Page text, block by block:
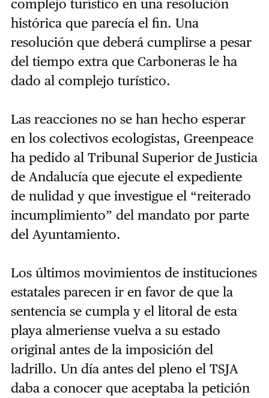
complejo turístico en una resolución
histórica que parecía el fin. Una
resolución que deberá cumplirse a pesar
del tiempo extra que Carboneras le ha
dado al complejo turístico.
Las reacciones no se han hecho esperar
en los colectivos ecologistas, Greenpeace
ha pedido al Tribunal Superior de Justicia
de Andalucía que ejecute el expediente
de nulidad y que investigue el “reiterado
incumplimiento” del mandato por parte
del Ayuntamiento.
Los últimos movimientos de instituciones
estatales parecen ir en favor de que la
sentencia se cumpla y el litoral de esta
playa almeriense vuelva a su estado
original antes de la imposición del
ladrillo. Un día antes del pleno el TSJA
daba a conocer que aceptaba la petición